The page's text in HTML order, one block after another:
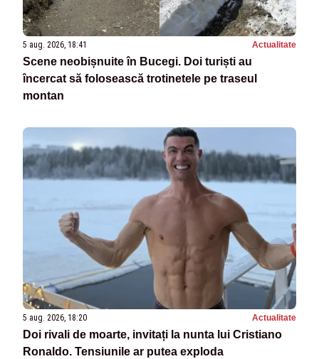
5 aug. 2026, 18:41 Actualitate
Scene neobișnuite în Bucegi. Doi turiști au
încercat să folosească trotinetele pe traseul
montan
5 aug. 2026, 18:20 Actualitate
Doi rivali de moarte, invitați la nunta lui Cristiano
Ronaldo. Tensiunile ar putea exploda